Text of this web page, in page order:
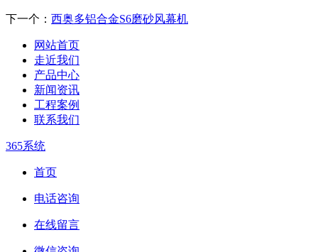
下一个： 西奥多铝合金S6磨砂风幕机
网站首页
走近我们
产品中心
新闻资讯
工程案例
联系我们
365系统
首页
电话咨询
在线留言